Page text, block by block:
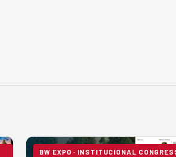
BW EXPO · INSTITUCIONAL